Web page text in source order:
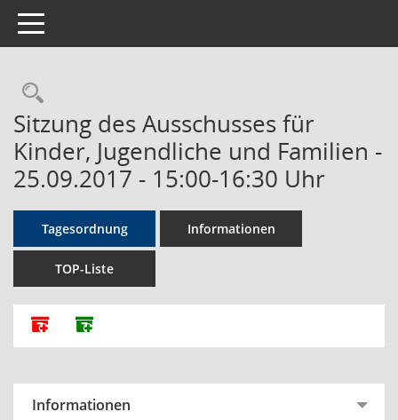
Toggle navigation
Rechercheauswahl
Sitzung des Ausschusses für
Kinder, Jugendliche und Familien -
25.09.2017 - 15:00-16:30 Uhr
Tagesordnung Informationen
TOP-Liste
Alle Dokumente zu dieser Sitzung zusammenfassen
Dokumente ohne Anlagen zusammenfassen
Informationen